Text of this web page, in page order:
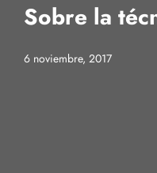
Sobre la
6 noviembre, 2017